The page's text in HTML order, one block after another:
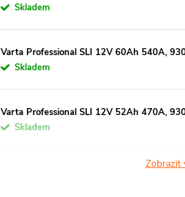
Skladem
Varta Professional SLI 12V 60Ah 540A,
Skladem
Varta Professional SLI 12V 52Ah 470A,
Skladem
Zobrazit